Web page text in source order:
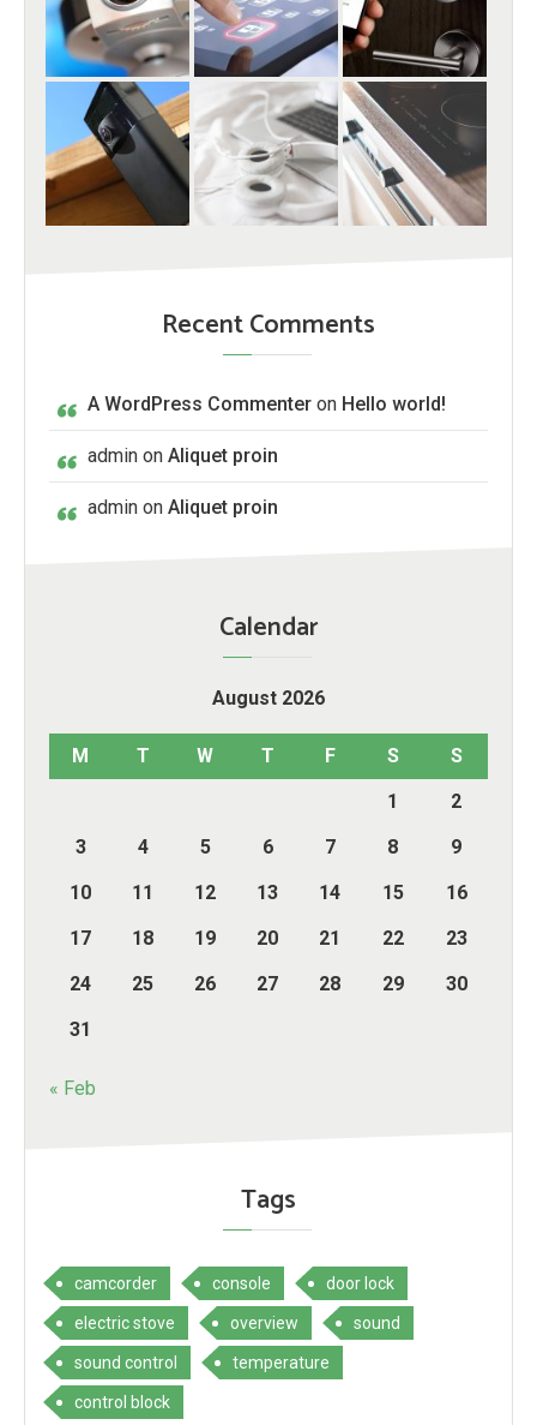
Recent Comments
A WordPress Commenter on Hello world!
admin on Aliquet proin
admin on Aliquet proin
Calendar
August 2026
M T W T F S
S
1
2
3
4 5 6 7 8
9
10
11 12 13 14 15
16
17
18 19 20 21 22
23
24
25 26 27 28 29
30
31
« Feb
Tags
camcorder console door lock
electric stove overview sound
sound control temperature
сontrol block